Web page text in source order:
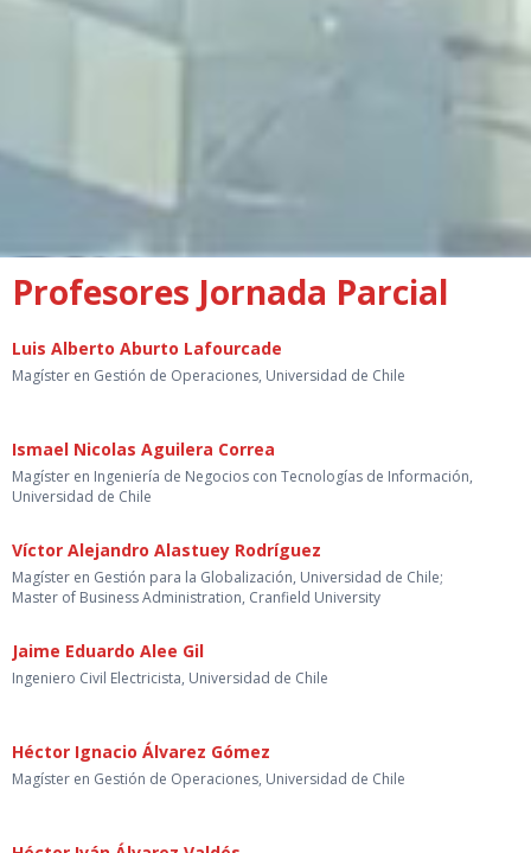
Profesores Jornada Parcial
Luis Alberto Aburto Lafourcade
Magíster en Gestión de Operaciones, Universidad de Chile
Ismael Nicolas Aguilera Correa
Magíster en Ingeniería de Negocios con Tecnologías de Información,
Universidad de Chile
Víctor Alejandro Alastuey Rodríguez
Magíster en Gestión para la Globalización, Universidad de Chile;
Master of Business Administration, Cranfield University
Jaime Eduardo Alee Gil
Ingeniero Civil Electricista, Universidad de Chile
Héctor Ignacio Álvarez Gómez
Magíster en Gestión de Operaciones, Universidad de Chile